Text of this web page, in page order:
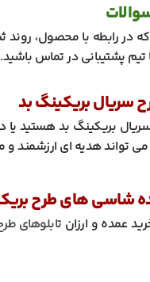
در رابطه با محصول، روند
پشتیبانی در تماس باشید.
سریال بریکینگ بد
سریال بریکینگ بد هستید
می تواند هدیه ای ارزشمند و
شاسی های طرح
عمده و ارزان تابلوهای